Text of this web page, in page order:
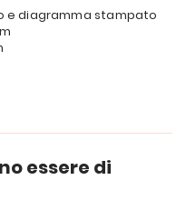
e diagramma stampato
essere di